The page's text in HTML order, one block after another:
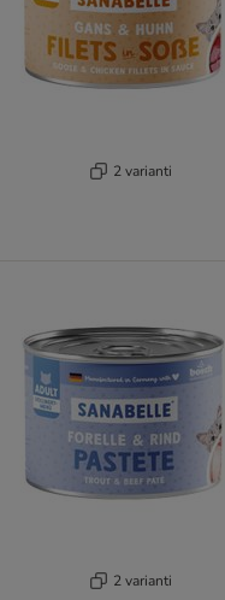
2 varianti
2 varianti